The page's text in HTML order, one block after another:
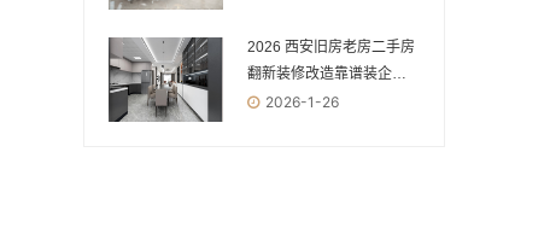
2026 西安旧房老房二手房
翻新装修改造靠谱装企
TOP10：从安全到环保，
2026-1-26